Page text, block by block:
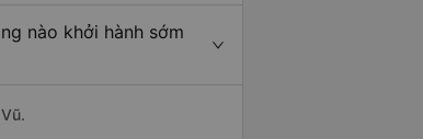
nào khởi hành sớm